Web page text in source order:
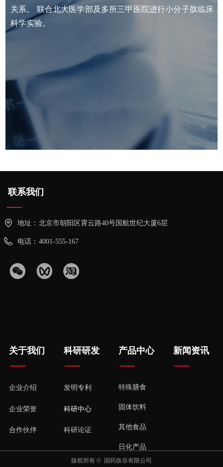
关系。 联合北大医学部及多所三甲医院进行小分子肽临床
科学实验。
版权所有 © 国药肽谷有限公司
地址： 北京市朝阳区霄云路40号国航世纪大厦6层
电话： 4001-555-167
联系我们
科研研发
发明专利
科研中心
科研论证
产品中心
特殊膳食
固体饮料
其他食品
日化产品
新闻资讯
关于我们
企业介绍
企业荣誉
合作伙伴